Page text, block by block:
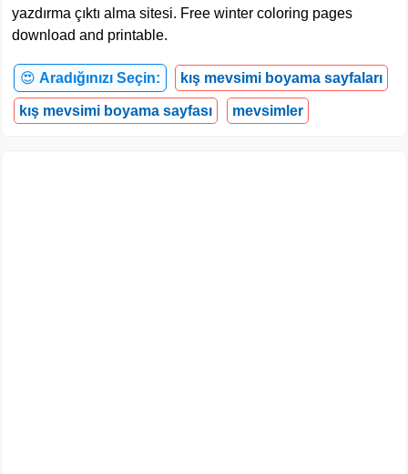
yazdırma çıktı alma sitesi. Free winter coloring pages
download and printable.
😍 Aradığınızı Seçin: kış mevsimi boyama sayfaları
kış mevsimi boyama sayfası mevsimler